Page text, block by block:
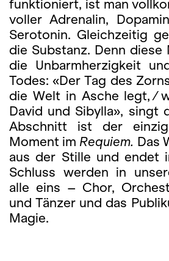
funktioniert, ist man
voller Adrenalin,
Serotonin. Gleichzeitig
die Substanz. Denn
die Unbarmherzigkeit
Todes: «Der Tag des
die Welt in Asche legt, /
David und Sibylla», singt
Abschnitt ist der
Moment im Requiem. Das
aus der Stille und endet
Schluss werden in
alle eins – Chor,
und Tänzer und das
Magie.